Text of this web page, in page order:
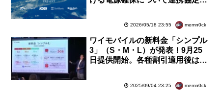
2026/05/18 23:55 memn0ck
ワイモバイルの新料金「シンプル
3」（S・M・L）が発表！9月25
日提供開始。各種割引適用後はシ
2025/09/04 23:25 memn0ck